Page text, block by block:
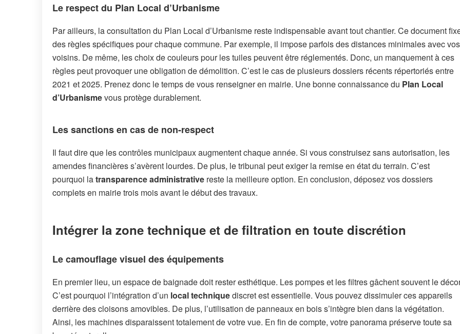
Le respect du Plan Local d’Urbanisme
Par ailleurs, la consultation du Plan Local d’Urbanisme reste indispensable avant tout chantier. Ce document
des règles spécifiques pour chaque commune. Par exemple, il impose parfois des distances minimales avec vos
voisins. De même, les choix de couleurs pour les tuiles peuvent être réglementés. Donc, un manquement à ces
règles peut provoquer une obligation de démolition. C’est le cas de plusieurs dossiers récents répertoriés entre
2021 et 2025. Prenez donc le temps de vous renseigner en mairie. Une bonne connaissance du Plan Local
d’Urbanismevous protège durablement.
Les sanctions en cas de non-respect
Il faut dire que les contrôles municipaux augmentent chaque année. Si vous construisez sans autorisation, les
amendes financières s’avèrent lourdes. De plus, le tribunal peut exiger la remise en état du terrain. C’est
pourquoi latransparence administrative reste la meilleure option. En conclusion, déposez vos dossiers
complets en mairie trois mois avant le début des travaux.
Intégrer la zone technique et de filtration en toute discrétion
Le camouflage visuel des équipements
En premier lieu, un espace de baignade doit rester esthétique. Les pompes et les filtres gâchent souvent le
C’est pourquoi l’intégration d’un local techniquediscret est essentielle. Vous pouvez dissimuler ces appareils
derrière des cloisons amovibles. De plus, l’utilisation de panneaux en bois s’intègre bien dans la végétation.
Ainsi, les machines disparaissent totalement de votre vue. En fin de compte, votre panorama préserve toute sa